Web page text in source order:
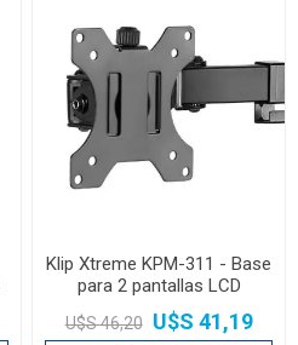
Klip Xtreme KPM-311 - Base
para 2 pantallas LCD
U$S 46,20 U$S 41,19